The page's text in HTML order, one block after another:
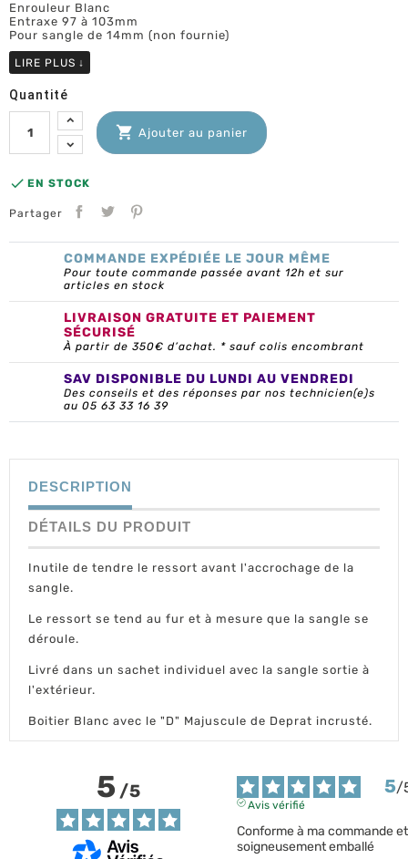
Enrouleur Blanc
Entraxe 97 à 103mm
Pour sangle de 14mm (non fournie)
LIRE PLUS ↓
Quantité
 Ajouter au panier
 EN STOCK
Partager
COMMANDE EXPÉDIÉE LE JOUR MÊME
Pour toute commande passée avant 12h et sur
articles en stock
LIVRAISON GRATUITE ET PAIEMENT
SÉCURISÉ
À partir de 350€ d’achat. * sauf colis encombrant
SAV DISPONIBLE DU LUNDI AU VENDREDI
Des conseils et des réponses par nos technicien(e)s
au 05 63 33 16 39
DESCRIPTION
DÉTAILS DU PRODUIT
Inutile de tendre le ressort avant l'accrochage de la
sangle.
Le ressort se tend au fur et à mesure que la sangle se
déroule.
Livré dans un sachet individuel avec la sangle sortie à
l'extérieur.
Boitier Blanc avec le "D" Majuscule de Deprat incrusté.
5/5 5/
Avis vérifié
Conforme à ma commande et
soigneusement emballé